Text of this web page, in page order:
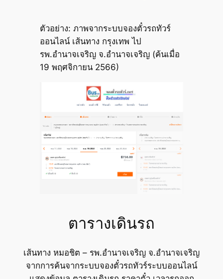
ตัวอย่าง: ภาพจากระบบจองตั๋วรถทัวร์
ออนไลน์ เส้นทาง กรุงเทพ ไป
รพ.อำนาจเจริญ จ.อำนาจเจริญ (ค้นเมื่อ
19 พฤศจิกายน 2566)
ตารางเดินรถ
เส้นทาง หมอชิต – รพ.อำนาจเจริญ จ.อำนาจเจริญ
จากการค้นจากระบบจองตั๋วรถทัวร์ระบบออนไลน์